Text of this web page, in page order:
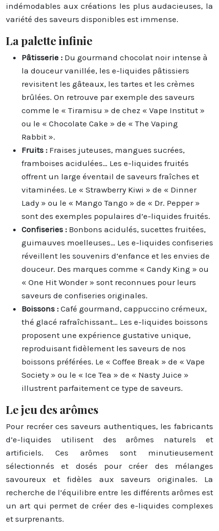
indémodables aux créations les plus audacieuses, la
variété des saveurs disponibles est immense.
La palette infinie
Pâtisserie : Du gourmand chocolat noir intense à
la douceur vanillée, les e-liquides pâtissiers
revisitent les gâteaux, les tartes et les crèmes
brûlées. On retrouve par exemple des saveurs
comme le « Tiramisu » de chez « Vape Institut »
ou le « Chocolate Cake » de « The Vaping
Rabbit ».
Fruits : Fraises juteuses, mangues sucrées,
framboises acidulées… Les e-liquides fruités
offrent un large éventail de saveurs fraîches et
vitaminées. Le « Strawberry Kiwi » de « Dinner
Lady » ou le « Mango Tango » de « Dr. Pepper »
sont des exemples populaires d’e-liquides fruités.
Confiseries : Bonbons acidulés, sucettes fruitées,
guimauves moelleuses… Les e-liquides confiseries
réveillent les souvenirs d’enfance et les envies de
douceur. Des marques comme « Candy King » ou
« One Hit Wonder » sont reconnues pour leurs
saveurs de confiseries originales.
Boissons : Café gourmand, cappuccino crémeux,
thé glacé rafraîchissant… Les e-liquides boissons
proposent une expérience gustative unique,
reproduisant fidèlement les saveurs de nos
boissons préférées. Le « Coffee Break » de « Vape
Society » ou le « Ice Tea » de « Nasty Juice »
illustrent parfaitement ce type de saveurs.
Le jeu des arômes
Pour recréer ces saveurs authentiques, les fabricants
d’e-liquides utilisent des arômes naturels et
artificiels. Ces arômes sont minutieusement
sélectionnés et dosés pour créer des mélanges
savoureux et fidèles aux saveurs originales. La
recherche de l’équilibre entre les différents arômes est
un art qui permet de créer des e-liquides complexes
et surprenants.